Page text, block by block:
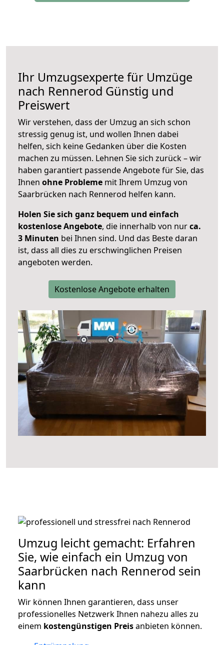
Ihr Umzugsexperte für Umzüge
nach Rennerod Günstig und
Preiswert
Wir verstehen, dass der Umzug an sich schon
stressig genug ist, und wollen Ihnen dabei
helfen, sich keine Gedanken über die Kosten
machen zu müssen. Lehnen Sie sich zurück – wir
haben garantiert passende Angebote für Sie, das
Ihnen ohne Probleme mit Ihrem Umzug von
Saarbrücken nach Rennerod helfen kann.
Holen Sie sich ganz bequem und einfach
kostenlose Angebote, die innerhalb von nurca.
3 Minuten bei Ihnen sind. Und das Beste daran
ist, dass all dies zu erschwinglichen Preisen
angeboten werden.
Kostenlose Angebote erhalten
Umzug leicht gemacht: Erfahren
Sie, wie einfach ein Umzug von
Saarbrücken nach Rennerod sein
kann
Wir können Ihnen garantieren, dass unser
professionelles Netzwerk Ihnen nahezu alles zu
einem kostengünstigen Preisanbieten können.